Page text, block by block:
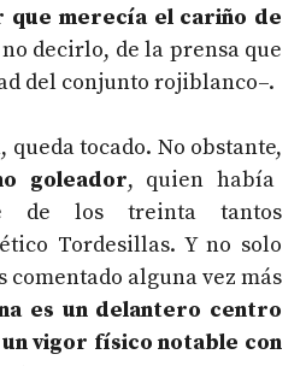
que merecía el cariño de
decirlo, de la prensa que
del conjunto rojiblanco–.
queda tocado. No obstante,
goleador, quien había
de los treinta tantos
Tordesillas. Y no solo
comentado alguna vez más
es un delantero centro
vigor físico notable con